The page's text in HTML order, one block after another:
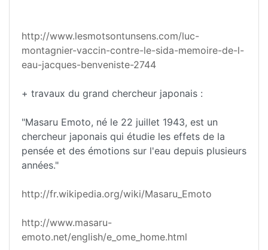
http://www.lesmotsontunsens.com/luc-
montagnier-vaccin-contre-le-sida-memoire-de-l-
eau-jacques-benveniste-2744
+ travaux du grand chercheur japonais :
"Masaru Emoto, né le 22 juillet 1943, est un
chercheur japonais qui étudie les effets de la
pensée et des émotions sur l'eau depuis plusieurs
années."
http://fr.wikipedia.org/wiki/Masaru_Emoto
http://www.masaru-
emoto.net/english/e_ome_home.html